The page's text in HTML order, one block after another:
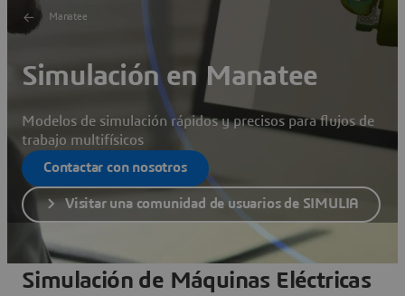
Manatee
Simulación en Manatee
Modelos de simulación rápidos y precisos para flujos de
trabajo multifísicos
Contactar con nosotros
Visitar una comunidad de usuarios de SIMULIA
Simulación de Máquinas Eléctricas